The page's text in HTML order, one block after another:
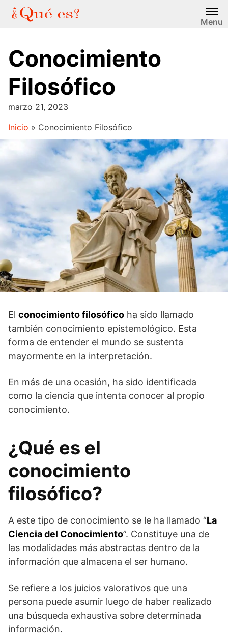
Saltar
contenido
Menu
Conocimiento
Filosófico
marzo 21, 2023
Inicio » Conocimiento Filosófico
El conocimiento filosófico ha sido llamado
también conocimiento epistemológico. Esta
forma de entender el mundo se sustenta
mayormente en la interpretación.
En más de una ocasión, ha sido identificada
como la ciencia que intenta conocer al propio
conocimiento.
¿Qué es el
conocimiento
filosófico?
A este tipo de conocimiento se le ha llamado “La
Ciencia del Conocimiento”. Constituye una de
las modalidades más abstractas dentro de la
información que almacena el ser humano.
Se refiere a los juicios valorativos que una
persona puede asumir luego de haber realizado
una búsqueda exhaustiva sobre determinada
información.